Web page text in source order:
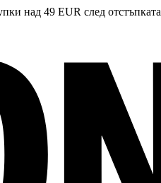
над 49 EUR след отстъпката